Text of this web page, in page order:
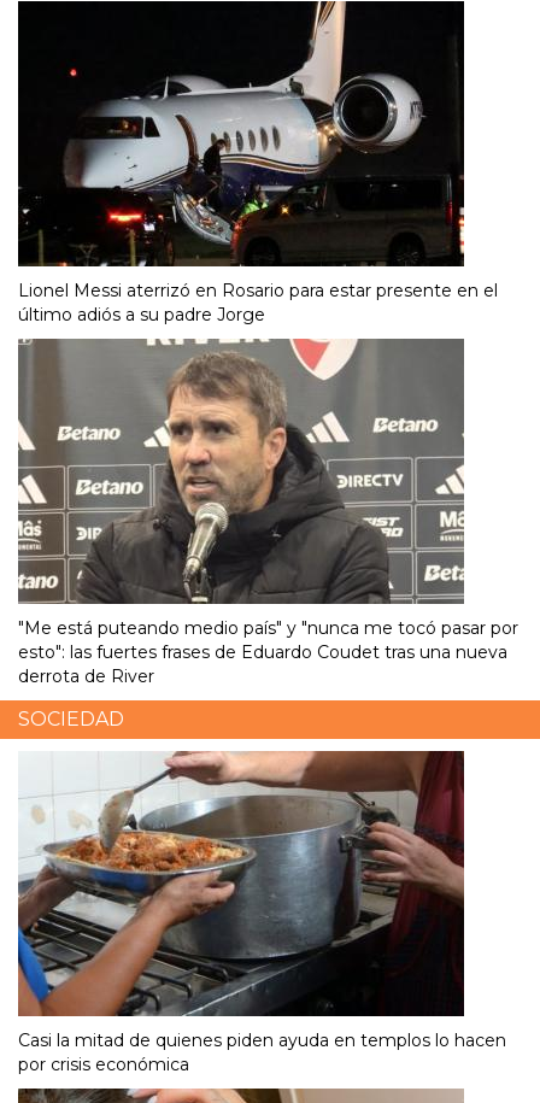
Lionel Messi aterrizó en Rosario para estar presente en el
último adiós a su padre Jorge
"Me está puteando medio país" y "nunca me tocó pasar por
esto": las fuertes frases de Eduardo Coudet tras una nueva
derrota de River
SOCIEDAD
Casi la mitad de quienes piden ayuda en templos lo hacen
por crisis económica